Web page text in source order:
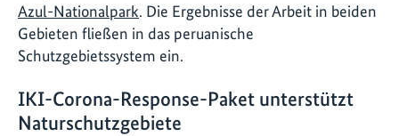
Azul-Nationalpark. Die Ergebnisse der Arbeit in beiden
Gebieten fließen in das peruanische
Schutzgebietssystem ein.
IKI-Corona-Response-Paket unterstützt
Naturschutzgebiete